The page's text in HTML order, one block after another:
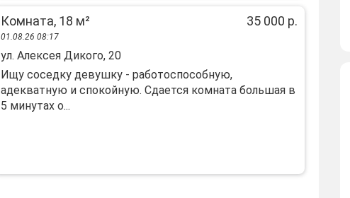
Комната, 18 м² 35 000 р.
01.08.26 08:17
ул. Алексея Дикого, 20
Ищу соседку девушку - работоспособную,
адекватную и спокойную. Сдается комната большая в
5 минутах о...